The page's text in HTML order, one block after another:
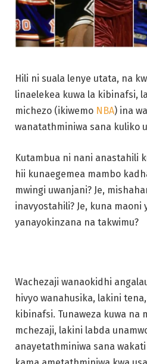
Hili ni suala lenye utata, na
linaelekea kuwa la kibinafsi,
michezo (ikiwemo NBA) ina
wanatathminiwa sana kuliko
Kutambua ni nani anastahili
hii kunaegemea mambo
mwingi uwanjani? Je,
inavyostahili? Je, kuna maoni
yanayokinzana na takwimu?
Wachezaji wanaokidhi
hivyo wanahusika, lakini
kibinafsi. Tunaweza kuwa na
mchezaji, lakini labda
anayetathminiwa sana